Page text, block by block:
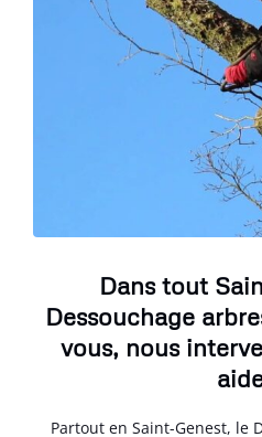
Dans tout
Dessouchage
vous, nous
Partout en Saint-Genest, le